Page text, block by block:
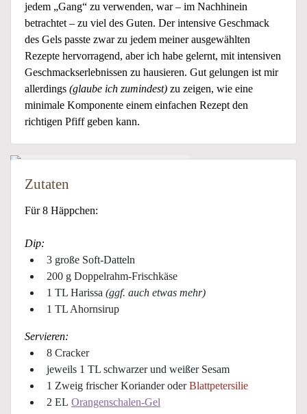
jedem „Gang“ zu verwenden, war – im Nachhinein
betrachtet – zu viel des Guten. Der intensive Geschmack
des Gels passte zwar zu jedem meiner ausgewählten
Rezepte hervorragend, aber ich habe gelernt, mit intensiven
Geschmackserlebnissen zu hausieren. Gut gelungen ist mir
allerdings (glaube ich zumindest) zu zeigen, wie eine
minimale Komponente einem einfachen Rezept den
richtigen Pfiff geben kann.
Zutaten
Für 8 Häppchen:
Dip:
3 große Soft-Datteln
200 g Doppelrahm-Frischkäse
1 TL Harissa (ggf. auch etwas mehr)
1 TL Ahornsirup
Servieren:
8 Cracker
jeweils 1 TL schwarzer und weißer Sesam
1 Zweig frischer Koriander oderBlattpetersilie
2 EL Orangenschalen-Gel